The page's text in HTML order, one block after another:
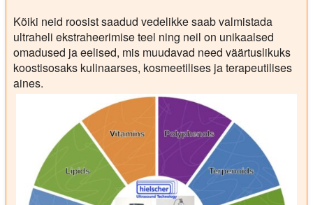
Kõiki neid roosist saadud vedelikke saab valmistada
ultraheli ekstraheerimise teel ning neil on unikaalsed
omadused ja eelised, mis muudavad need väärtuslikuks
koostisosaks kulinaarses, kosmeetilises ja terapeutilises
aines.